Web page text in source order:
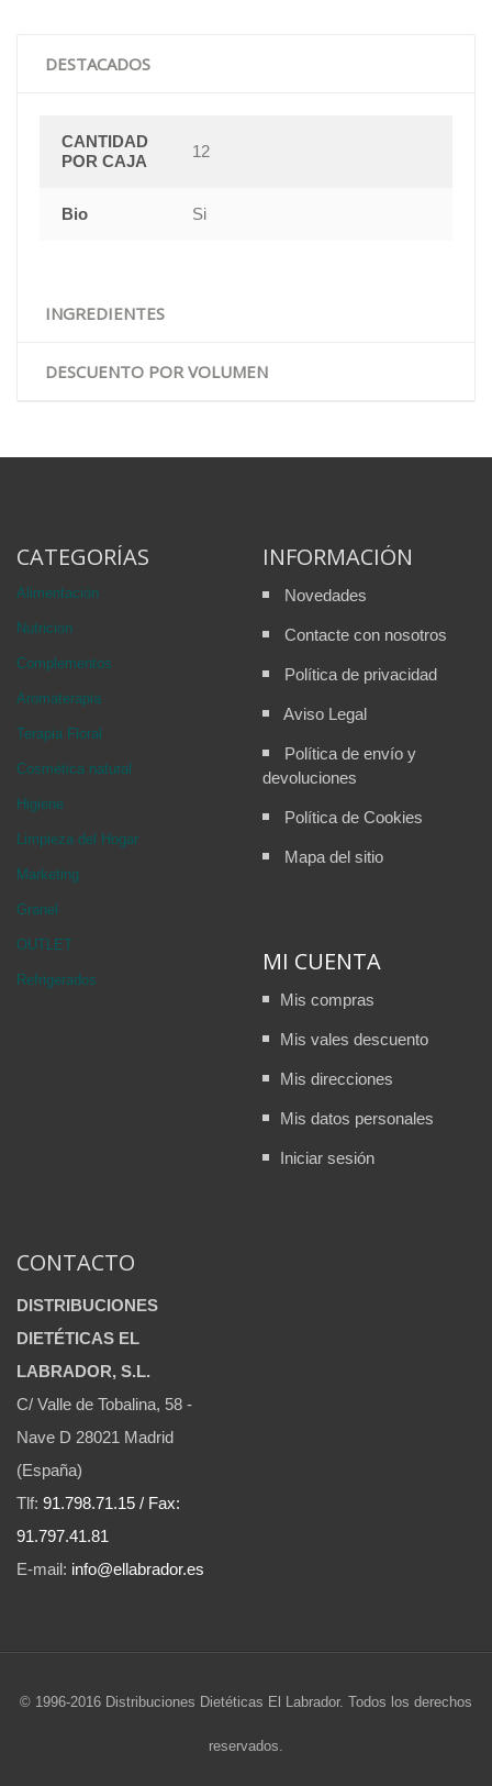
DESTACADOS
CANTIDAD
POR CAJA
12
Bio Si
INGREDIENTES
DESCUENTO POR VOLUMEN
CATEGORÍAS
Alimentación
Nutricion
Complementos
Aromaterapia
Terapia Floral
Cosmética natural
Higiene
Limpieza del Hogar
Marketing
Granel
OUTLET
Refrigerados
INFORMACIÓN
Novedades
Contacte con nosotros
Política de privacidad
Aviso Legal
Política de envío y
devoluciones
Política de Cookies
Mapa del sitio
MI CUENTA
Mis compras
Mis vales descuento
Mis direcciones
Mis datos personales
Iniciar sesión
CONTACTO
DISTRIBUCIONES
DIETÉTICAS EL
LABRADOR, S.L.
C/ Valle de Tobalina, 58 -
Nave D 28021 Madrid
(España)
Tlf: 91.798.71.15 / Fax:
91.797.41.81
E-mail: info@ellabrador.es
© 1996-2016 Distribuciones Dietéticas El Labrador. Todos los derechos
reservados.